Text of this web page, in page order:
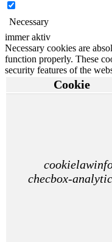
Necessary
immer aktiv
Necessary cookies are
function properly. These
security features of the
Cookie
checbox-